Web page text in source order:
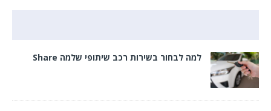
למה לבחור בשירות רכב שיתופי שלמה Share